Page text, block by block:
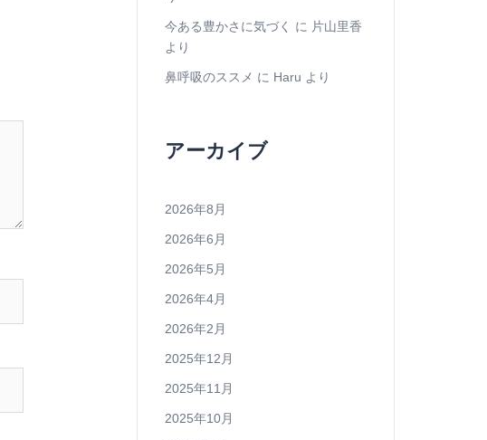
今ある豊かさに気づく に 片山里香
より
鼻呼吸のススメ に Haru より
アーカイブ
2026年8月
2026年6月
2026年5月
2026年4月
2026年2月
2025年12月
2025年11月
2025年10月